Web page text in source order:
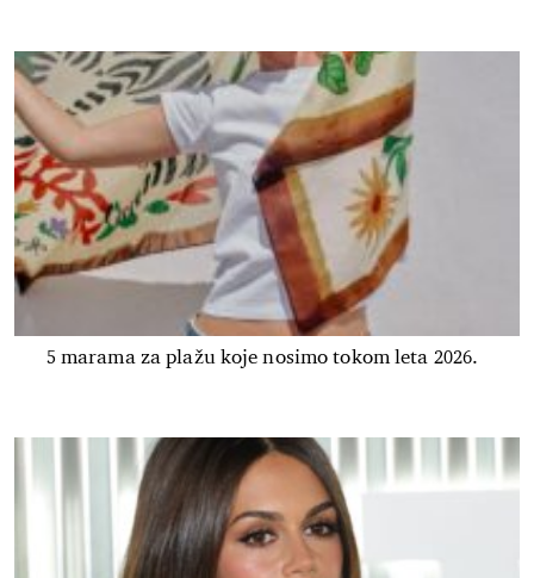
5 marama za plažu koje nosimo tokom leta 2026.